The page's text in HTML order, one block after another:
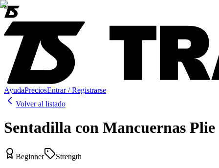
AyudaPreciosEntrar / Registrarse
Volver al listado
Sentadilla con Mancuernas Plie
Beginner
Strength